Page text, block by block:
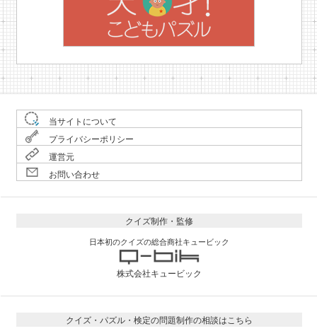
当サイトについて
プライバシーポリシー
運営元
お問い合わせ
クイズ制作・監修
日本初のクイズの総合商社キュービック
株式会社キュービック
クイズ・パズル・検定の問題制作の相談はこちら